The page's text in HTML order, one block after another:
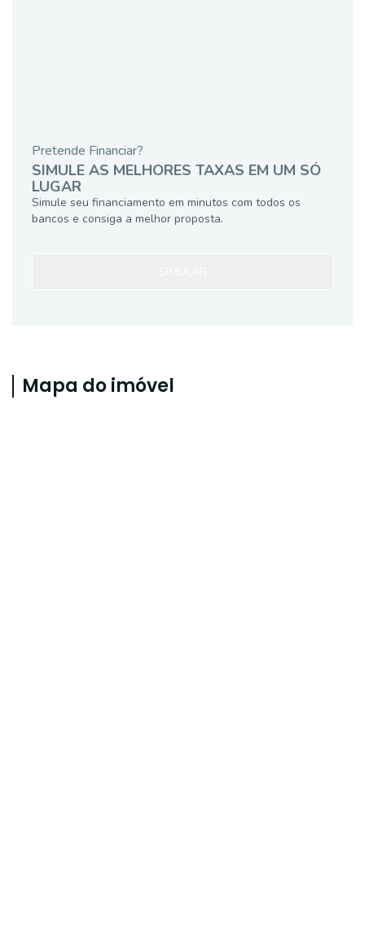
Pretende Financiar?
SIMULE AS MELHORES TAXAS EM UM SÓ
LUGAR
Simule seu financiamento em minutos com todos os
bancos e consiga a melhor proposta.
Mapa do imóvel